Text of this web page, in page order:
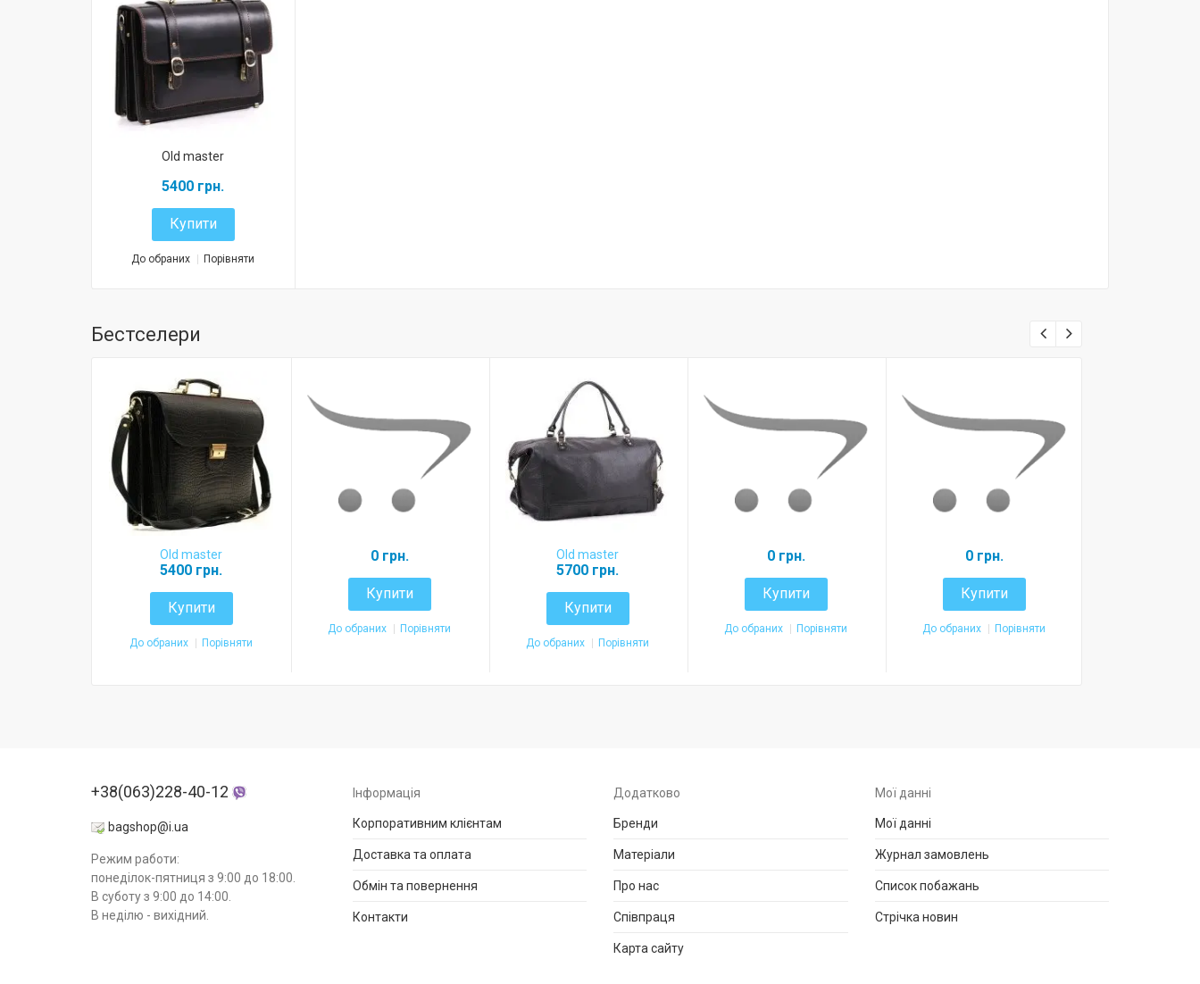
Old master
5400 грн.
Купити
До обраних Порівняти
Бестселери
Old master
5400 грн.
Купити
До обраних Порівняти
0 грн.
Купити
До обраних Порівняти
Old master
5700 грн.
Купити
До обраних Порівняти
0 грн.
Купити
До обраних Порівняти
0 грн.
Купити
До обраних Порівняти
+38(063)228-40-12
bagshop@i.ua
Режим работи:
понеділок-пятниця з 9:00 до 18:00.
В суботу з 9:00 до 14:00.
В неділю - вихідний.
Інформація
Корпоративним клієнтам
Доставка та оплата
Обмін та повернення
Контакти
Додатково
Бренди
Матеріали
Про нас
Співпраця
Карта сайту
Мої данні
Мої данні
Журнал замовлень
Список побажань
Стрічка новин